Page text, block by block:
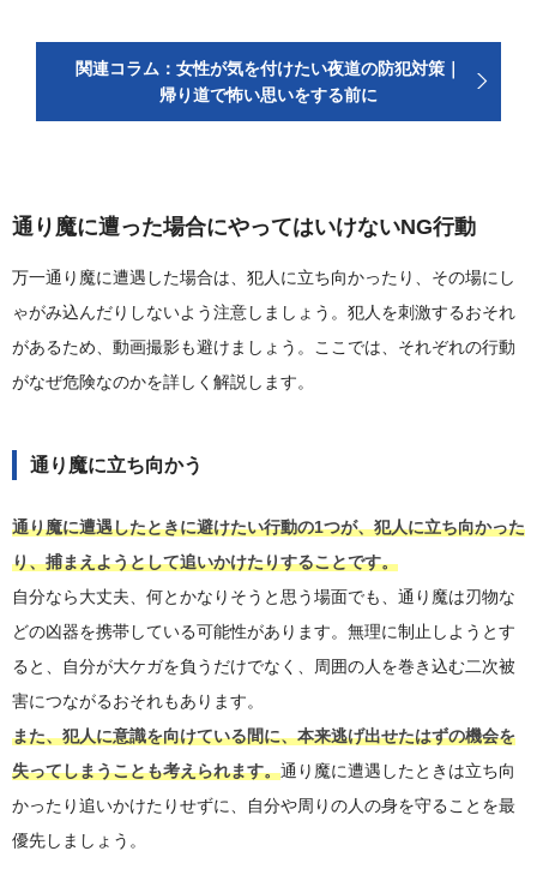
関連コラム：女性が気を付けたい夜道の防犯対策｜
帰り道で怖い思いをする前に
通り魔に遭った場合にやってはいけないNG行動
万一通り魔に遭遇した場合は、犯人に立ち向かったり、その場にし
ゃがみ込んだりしないよう注意しましょう。犯人を刺激するおそれ
があるため、動画撮影も避けましょう。ここでは、それぞれの行動
がなぜ危険なのかを詳しく解説します。
通り魔に立ち向かう
通り魔に遭遇したときに避けたい行動の1つが、犯人に立ち向かった
り、捕まえようとして追いかけたりすることです。
自分なら大丈夫、何とかなりそうと思う場面でも、通り魔は刃物な
どの凶器を携帯している可能性があります。無理に制止しようとす
ると、自分が大ケガを負うだけでなく、周囲の人を巻き込む二次被
害につながるおそれもあります。
また、犯人に意識を向けている間に、本来逃げ出せたはずの機会を
失ってしまうことも考えられます。通り魔に遭遇したときは立ち向
かったり追いかけたりせずに、自分や周りの人の身を守ることを最
優先しましょう。